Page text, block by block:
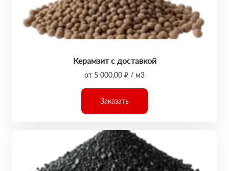
Керамзит с доставкой
от 5 000,00 ₽ / м3
Заказать